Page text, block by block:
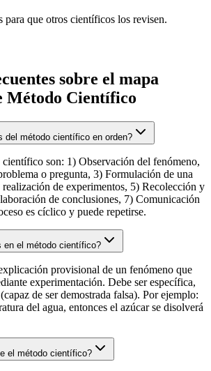
para que otros científicos los revisen.
sobre el mapa
Método Científico
del método científico en orden?
son: 1) Observación del fenómeno,
o pregunta, 3) Formulación de una
de experimentos, 5) Recolección y
de conclusiones, 7) Comunicación
es cíclico y puede repetirse.
en el método científico?
provisional de un fenómeno que
experimentación. Debe ser específica,
de ser demostrada falsa). Por ejemplo:
del agua, entonces el azúcar se disolverá
el método científico?